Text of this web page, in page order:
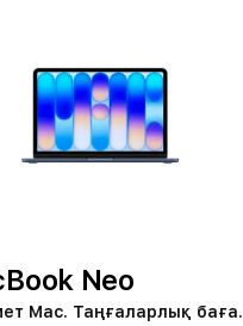
Neo
Mac. Таңғаларлық баға.